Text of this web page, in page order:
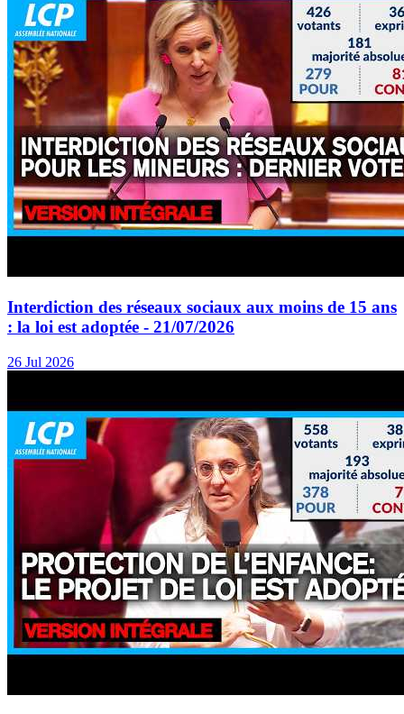
Interdiction des réseaux sociaux aux moins de 15 ans
: la loi est adoptée - 21/07/2026
26 Jul 2026